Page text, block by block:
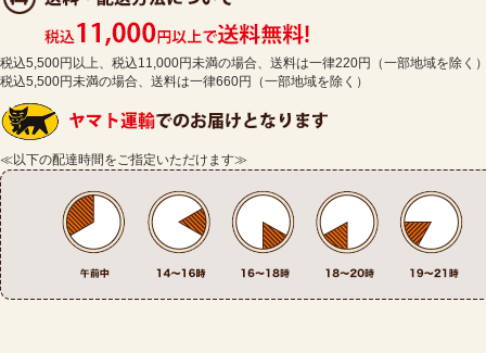
税込5,500円以上、税込11,000円未満の場合、送料は一律220円（一部地域を除く
税込5,500円未満の場合、送料は一律660円（一部地域を除く）
≪以下の配達時間をご指定いただけます≫